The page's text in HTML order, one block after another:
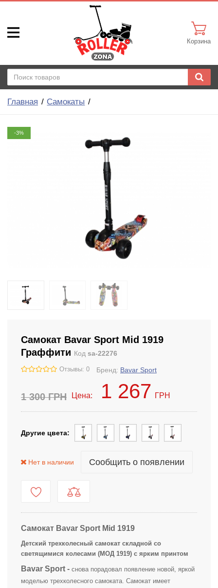
Корзина
Главная Самокаты
-3%
Самокат Bavar Sport Mid 1919
Граффити Код sa-22276
Отзывы: 0 Бренд: Bavar Sport
1 300ГРН Цена: 1 267 ГРН
Другие цвета:
Нет в наличии Сообщить о появлении
Самокат Bavar Sport Mid 1919
Детский трехколесный самокат складной со
светящимися колесами (МОД 1919) с ярким принтом
Bavar Sport - снова порадовал появление новой, яркой
моделью трехколесного самоката. Самокат имеет